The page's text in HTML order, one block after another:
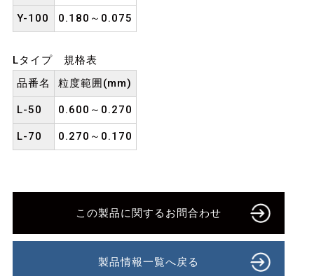
Y-100 0.180～0.075
Lタイプ 規格表
品番名
粒度範囲(mm)
L-50 0.600～0.270
L-70 0.270～0.170
この製品に関するお問合わせ
製品情報一覧へ戻る